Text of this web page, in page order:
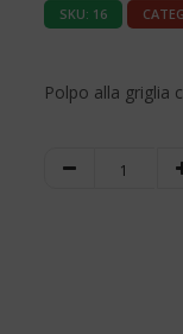
SKU: 16
Polpo alla griglia